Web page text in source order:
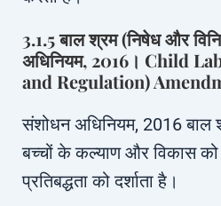
3.1.5 बाल श्रम (निषेध और
अधिनियम, 2016। Child
and Regulation)
संशोधन अधिनियम, 2016
बच्चों के कल्याण और विकास
प्रतिबद्धता को दर्शाता है।